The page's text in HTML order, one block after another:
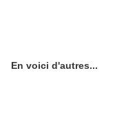
En voici d'autres...